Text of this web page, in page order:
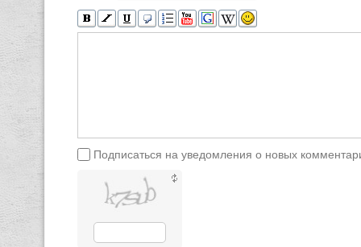
Подписаться на уведомления о новых